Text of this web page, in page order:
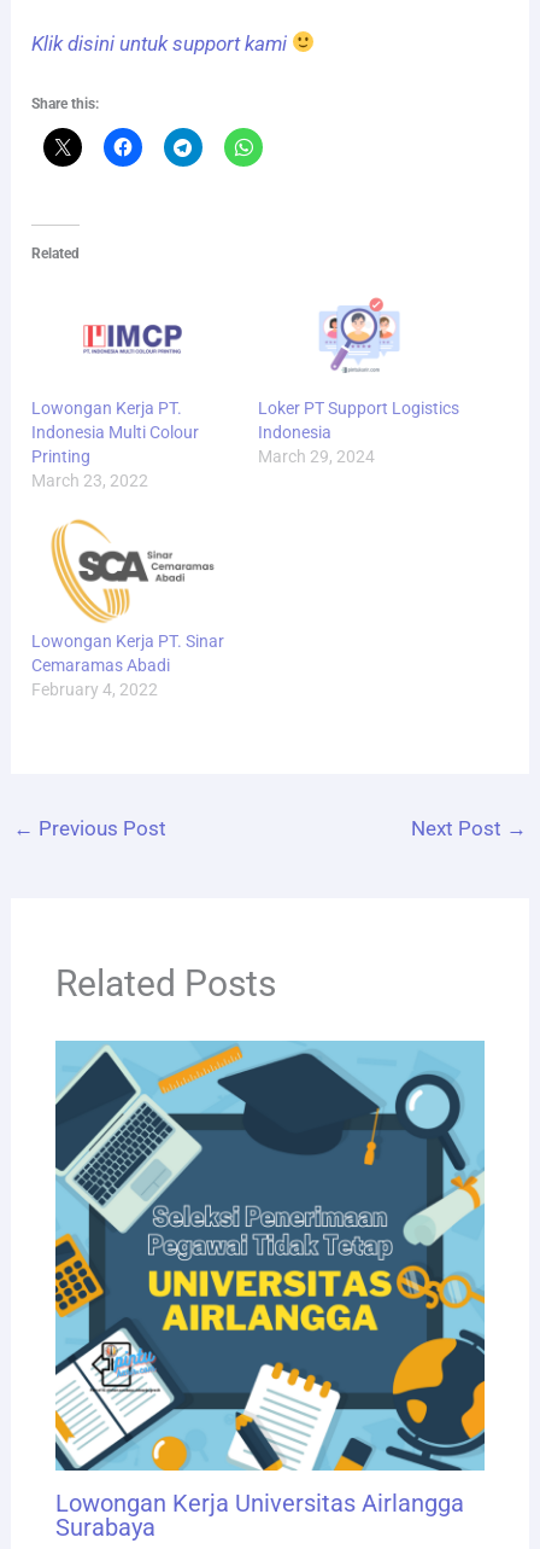
Klik disini untuk support kami
Share this:
Related
Lowongan Kerja PT.
Indonesia Multi Colour
Printing
March 23, 2022
Loker PT Support Logistics
Indonesia
March 29, 2024
Lowongan Kerja PT. Sinar
Cemaramas Abadi
February 4, 2022
← Previous Post Next Post →
Related Posts
Lowongan Kerja Universitas Airlangga
Surabaya